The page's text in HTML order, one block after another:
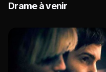
Drame à venir